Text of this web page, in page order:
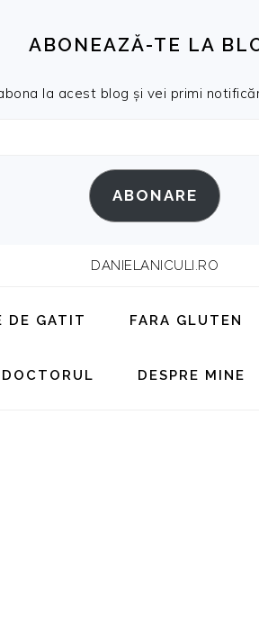
ABONEAZĂ-TE LA
la acest blog și vei primi
ABONARE
DANIELANICULI.RO
DE GATIT FARA GLUTEN
DESPRE MINE